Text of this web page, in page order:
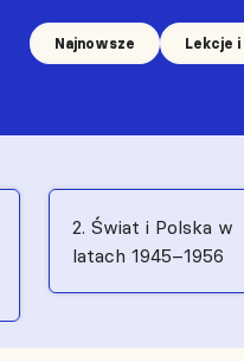
Najnowsze Lekcje
2. Świat i Polska w
latach 1945–1956